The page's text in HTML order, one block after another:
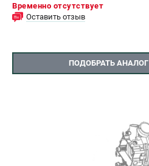
Временно отсутствует
Оставить отзыв
ПОДОБРАТЬ АНАЛОГ